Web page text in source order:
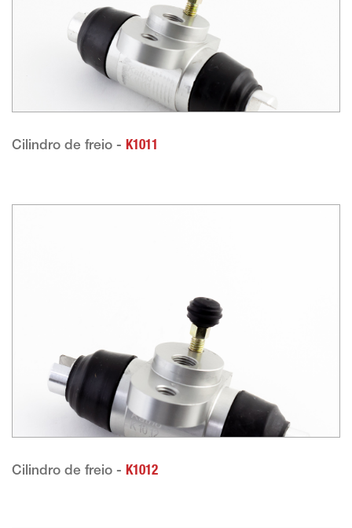
Cilindro de freio - K1011
Cilindro de freio - K1012